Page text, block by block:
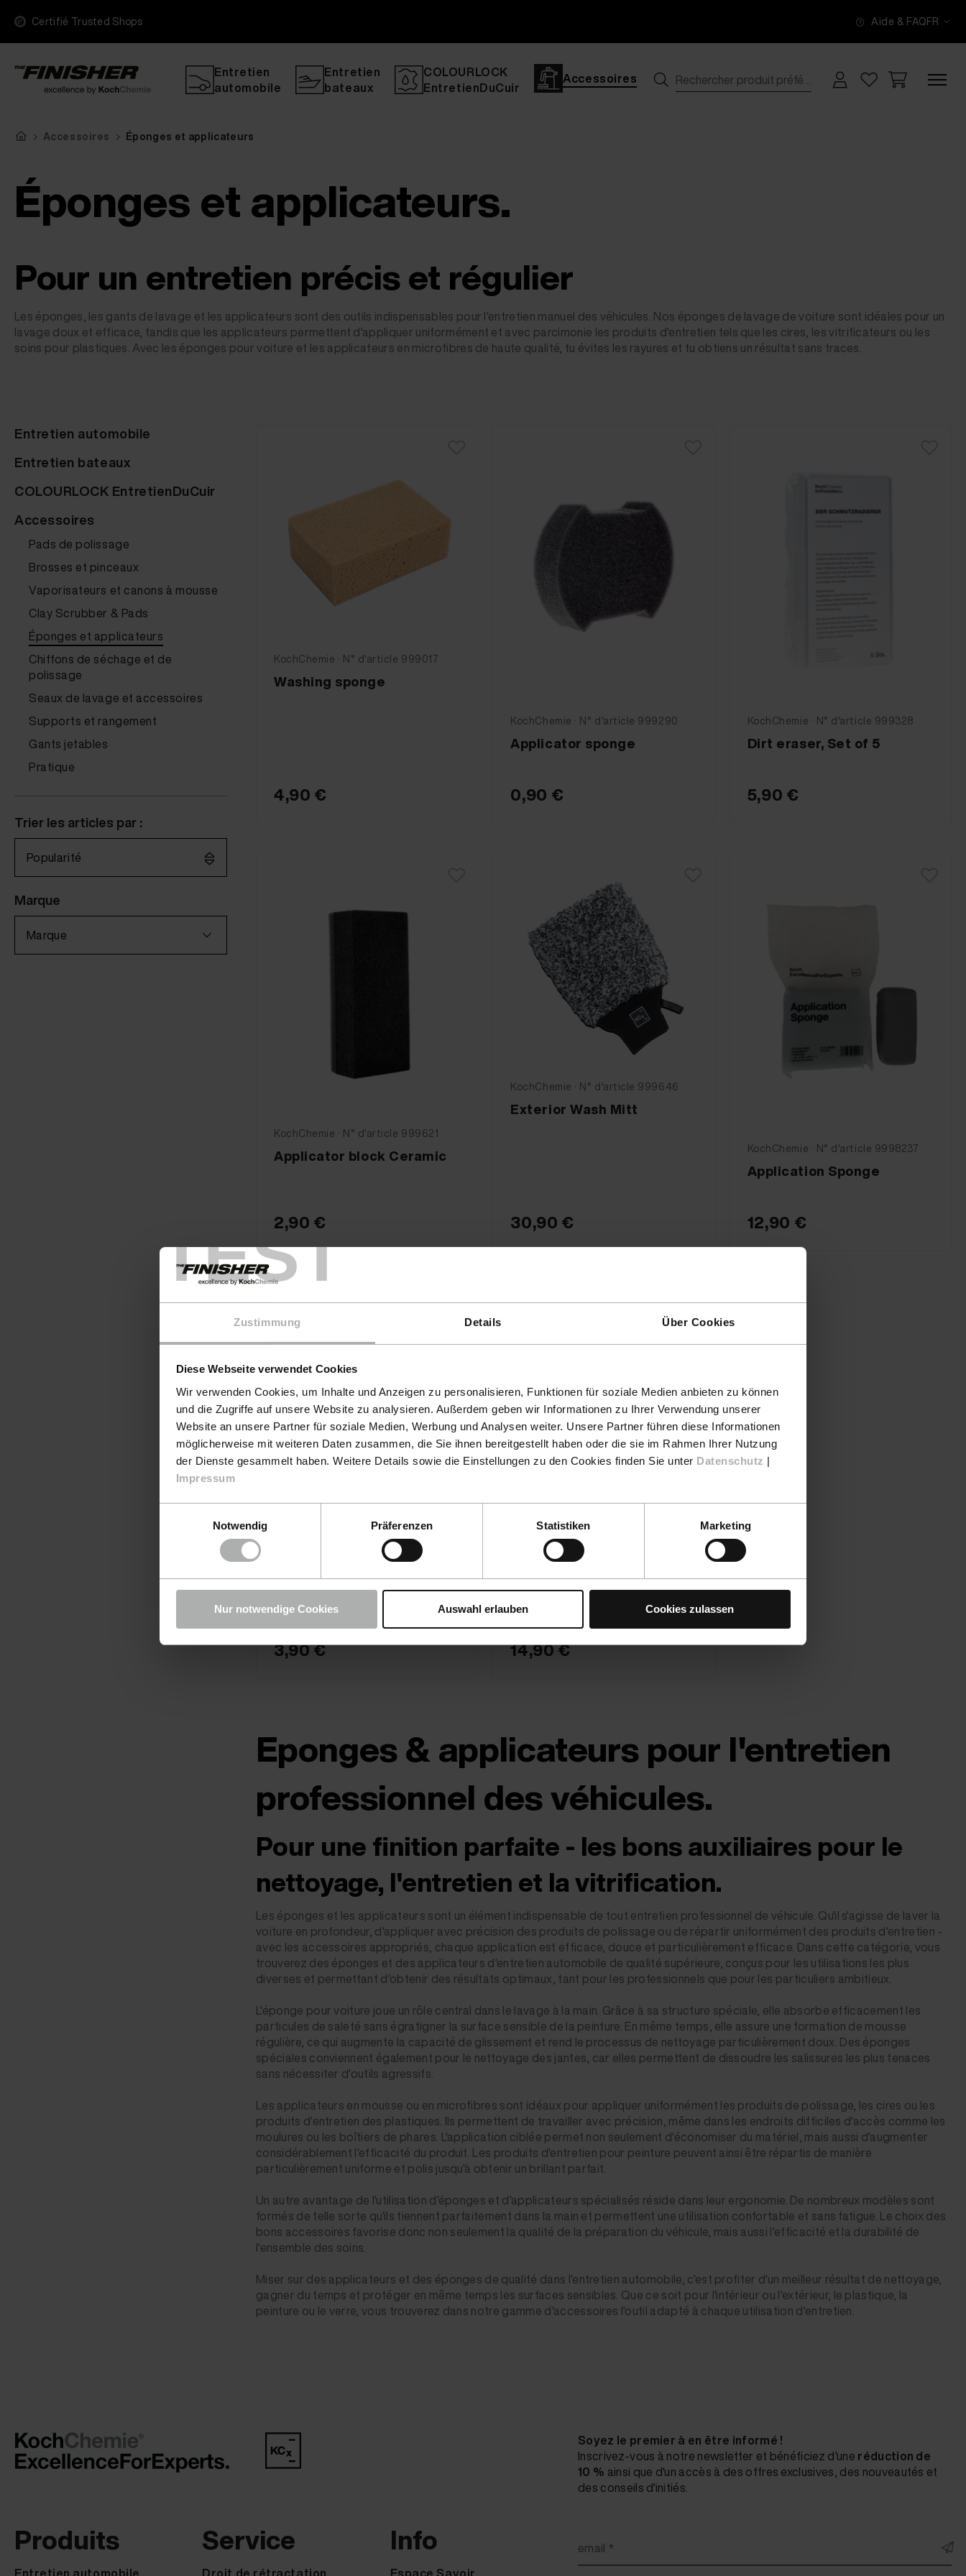
TEST
Zustimmung Details Über Cookies
Diese Webseite verwendet Cookies
Wir verwenden Cookies, um Inhalte und Anzeigen zu personalisieren, Funktionen für soziale Medien anbieten zu können
und die Zugriffe auf unsere Website zu analysieren. Außerdem geben wir Informationen zu Ihrer Verwendung unserer
Website an unsere Partner für soziale Medien, Werbung und Analysen weiter. Unsere Partner führen diese Informationen
möglicherweise mit weiteren Daten zusammen, die Sie ihnen bereitgestellt haben oder die sie im Rahmen Ihrer Nutzung
der Dienste gesammelt haben. Weitere Details sowie die Einstellungen zu den Cookies finden Sie unter Datenschutz |
Impressum
Notwendig
Präferenzen Statistiken Marketing
Nur notwendige Cookies Auswahl erlauben Cookies zulassen
Certifié Trusted Shops Aide & FAQFR
Entretien
automobile
Entretien
bateaux
COLOURLOCK
EntretienDuCuir
Accessoires
Accessoires Éponges et applicateurs
Éponges et applicateurs.
Pour un entretien précis et régulier
Les éponges, les gants de lavage et les applicateurs sont des outils indispensables pour l'entretien manuel des véhicules. Nos éponges de lavage de voiture sont idéales pour un
lavage doux et efficace, tandis que les applicateurs permettent d'appliquer uniformément et avec parcimonie les produits d'entretien tels que les cires, les vitrificateurs ou les
soins pour plastiques. Avec les éponges pour voiture et les applicateurs en microfibres de haute qualité, tu évites les rayures et tu obtiens un résultat sans traces.
Entretien automobile
Entretien bateaux
COLOURLOCK EntretienDuCuir
Accessoires
Pads de polissage
Brosses et pinceaux
Vaporisateurs et canons à mousse
Clay Scrubber & Pads
Éponges et applicateurs
Chiffons de séchage et de
polissage
Seaux de lavage et accessoires
Supports et rangement
Gants jetables
Pratique
Trier les articles par :
Popularité
Marque
Marque
KochChemie · N° d'article 999017
Washing sponge
4,90 €
KochChemie · N° d'article 999290
Applicator sponge
0,90 €
KochChemie · N° d'article 999328
Dirt eraser, Set of 5
5,90 €
KochChemie · N° d'article 999621
Applicator block Ceramic
2,90 €
KochChemie · N° d'article 999646
Exterior Wash Mitt
30,90 €
KochChemie · N° d'article 9998237
Application Sponge
12,90 €
KochChemie · N° d'article 9998240
3,90 €
Allround Microfiber
Sponge
14,90 €
Eponges & applicateurs pour l'entretien
professionnel des véhicules.
Pour une finition parfaite - les bons auxiliaires pour le
nettoyage, l'entretien et la vitrification.
Les éponges et les applicateurs sont un élément indispensable de tout entretien professionnel de véhicule. Qu'il s'agisse de laver la
voiture en profondeur, d'appliquer avec précision des produits de polissage ou de répartir uniformément des produits d'entretien -
avec les accessoires appropriés, chaque application est efficace, douce et particulièrement efficace. Dans cette catégorie, vous
trouverez des éponges et des applicateurs d'entretien automobile de qualité supérieure, conçus pour les utilisations les plus
diverses et permettant d'obtenir des résultats optimaux, tant pour les professionnels que pour les particuliers ambitieux.
L'éponge pour voiture joue un rôle central dans le lavage à la main. Grâce à sa structure spéciale, elle absorbe efficacement les
particules de saleté sans égratigner la surface sensible de la peinture. En même temps, elle assure une formation de mousse
régulière, ce qui augmente la capacité de glissement et rend le processus de nettoyage particulièrement doux. Des éponges
spéciales conviennent également pour le nettoyage des jantes, car elles permettent de dissoudre les salissures les plus tenaces
sans nécessiter d'outils agressifs.
Les applicateurs en mousse ou en microfibres sont idéaux pour appliquer uniformément les produits de polissage, les cires ou les
produits d'entretien des plastiques. Ils permettent de travailler avec précision, même dans les endroits difficiles d'accès comme les
moulures ou les boîtiers de phares. L'application ciblée permet non seulement d'économiser du matériel, mais aussi d'augmenter
considérablement l'efficacité du produit. Les produits d'entretien pour peinture peuvent ainsi être répartis de manière
particulièrement uniforme et polis jusqu'à obtenir un brillant parfait.
Un autre avantage de l'utilisation d'éponges et d'applicateurs spécialisés réside dans leur ergonomie. De nombreux modèles sont
formés de telle sorte qu'ils tiennent parfaitement dans la main et permettent une utilisation confortable et sans fatigue. Le choix des
bons accessoires favorise donc non seulement la qualité de la préparation du véhicule, mais aussi l'efficacité et la durabilité de
l'ensemble des soins.
Miser sur des applicateurs et des éponges de qualité dans l'entretien automobile, c'est profiter d'un meilleur résultat de nettoyage,
gagner du temps et protéger en même temps les surfaces sensibles. Que ce soit pour l'intérieur ou l'extérieur, le plastique, la
peinture ou le verre, vous trouverez dans notre gamme d'accessoires l'outil adapté à chaque utilisation d'entretien.
Produits Service Info
Soyez le premier à en être informé !
Inscrivez-vous à notre newsletter et bénéficiez d'une réduction de
10 % ainsi que d'un accès à des offres exclusives, des nouveautés et
des conseils d'initiés.
email *